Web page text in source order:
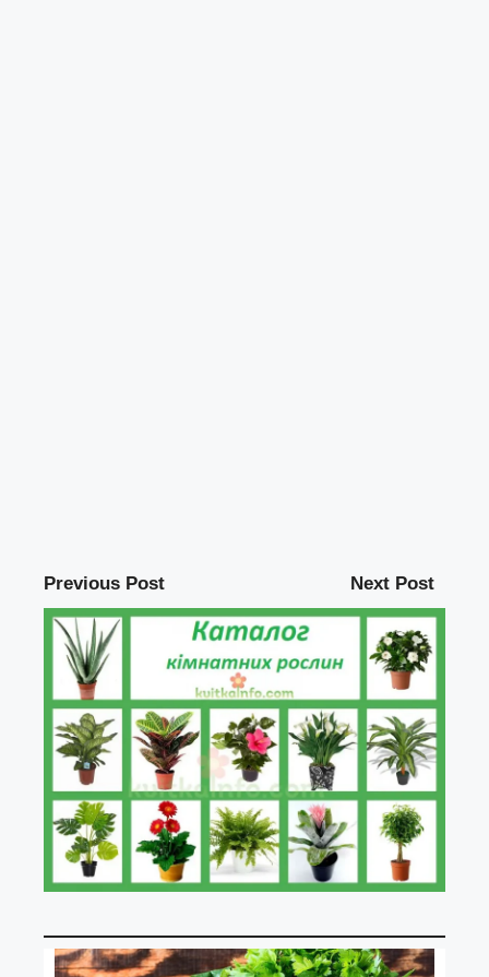
Previous Post Next Post